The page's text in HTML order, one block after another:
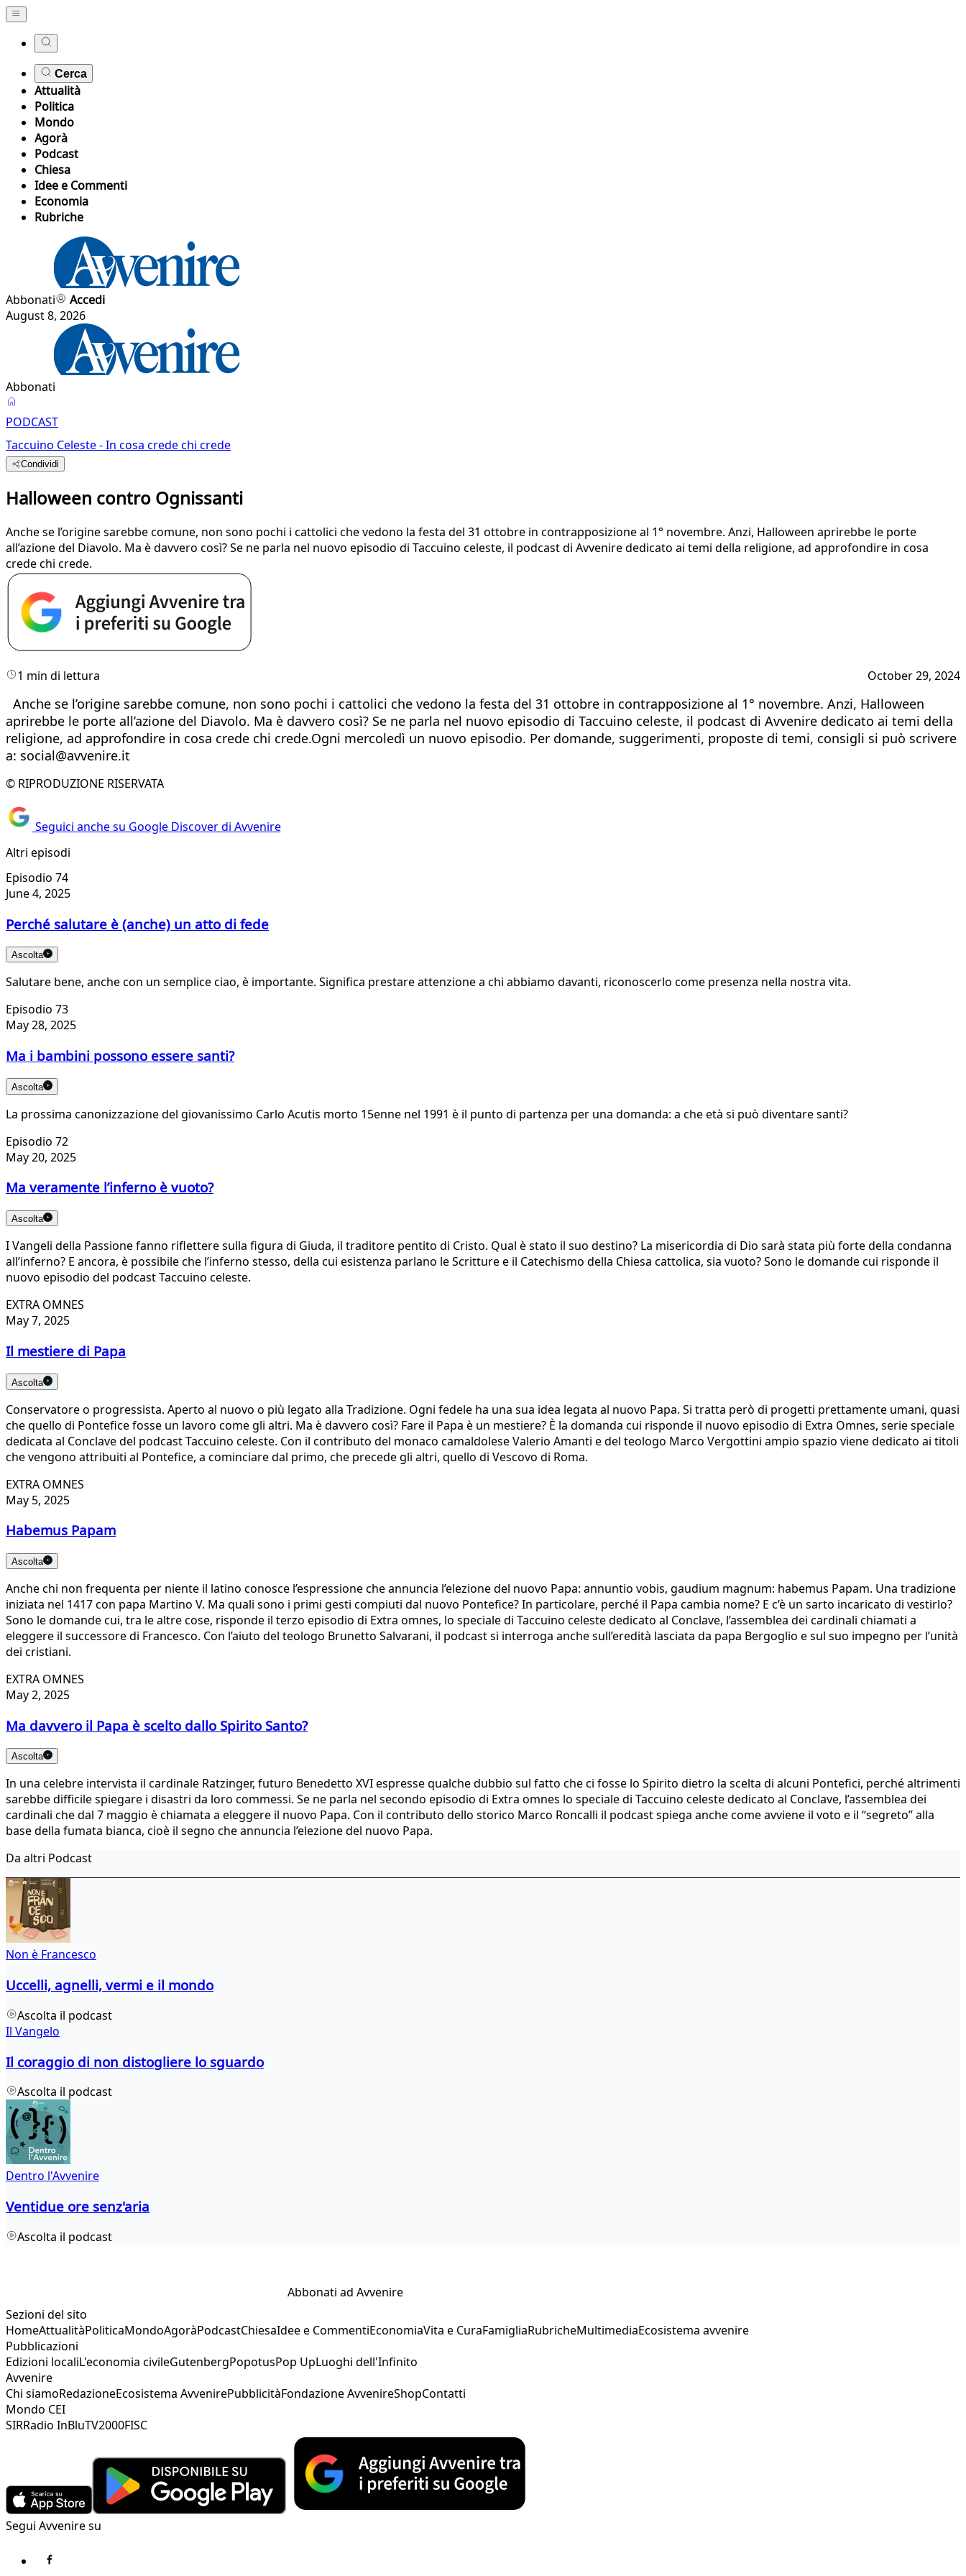
Cerca
Attualità
Politica
Mondo
Agorà
Podcast
Chiesa
Idee e Commenti
Economia
Rubriche
Abbonati
Accedi
August 8, 2026
Abbonati
PODCAST
Taccuino Celeste - In cosa crede chi crede
Condividi
Halloween contro Ognissanti
Anche se l’origine sarebbe comune, non sono pochi i cattolici che vedono la festa del 31 ottobre in contrapposizione al 1° novembre. Anzi, Halloween aprirebbe le porte
all’azione del Diavolo. Ma è davvero così? Se ne parla nel nuovo episodio di Taccuino celeste, il podcast di Avvenire dedicato ai temi della religione, ad approfondire in cosa
crede chi crede.
1 min di lettura October 29, 2024
Anche se l’origine sarebbe comune, non sono pochi i cattolici che vedono la festa del 31 ottobre in contrapposizione al 1° novembre. Anzi, Halloween
aprirebbe le porte all’azione del Diavolo. Ma è davvero così? Se ne parla nel nuovo episodio di Taccuino celeste, il podcast di Avvenire dedicato ai temi della
religione, ad approfondire in cosa crede chi crede.Ogni mercoledì un nuovo episodio. Per domande, suggerimenti, proposte di temi, consigli si può scrivere
a: social@avvenire.it
© RIPRODUZIONE RISERVATA
Seguici anche su Google Discover di Avvenire
Altri episodi
Episodio 74
June 4, 2025
Perché salutare è (anche) un atto di fede
Ascolta
Salutare bene, anche con un semplice ciao, è importante. Significa prestare attenzione a chi abbiamo davanti, riconoscerlo come presenza nella nostra vita.
Episodio 73
May 28, 2025
Ma i bambini possono essere santi?
Ascolta
La prossima canonizzazione del giovanissimo Carlo Acutis morto 15enne nel 1991 è il punto di partenza per una domanda: a che età si può diventare santi?
Episodio 72
May 20, 2025
Ma veramente l’inferno è vuoto?
Ascolta
I Vangeli della Passione fanno riflettere sulla figura di Giuda, il traditore pentito di Cristo. Qual è stato il suo destino? La misericordia di Dio sarà stata più forte della condanna
all’inferno? E ancora, è possibile che l’inferno stesso, della cui esistenza parlano le Scritture e il Catechismo della Chiesa cattolica, sia vuoto? Sono le domande cui risponde il
nuovo episodio del podcast Taccuino celeste.
EXTRA OMNES
May 7, 2025
Il mestiere di Papa
Ascolta
Conservatore o progressista. Aperto al nuovo o più legato alla Tradizione. Ogni fedele ha una sua idea legata al nuovo Papa. Si tratta però di progetti prettamente umani, quasi
che quello di Pontefice fosse un lavoro come gli altri. Ma è davvero così? Fare il Papa è un mestiere? È la domanda cui risponde il nuovo episodio di Extra Omnes, serie speciale
dedicata al Conclave del podcast Taccuino celeste. Con il contributo del monaco camaldolese Valerio Amanti e del teologo Marco Vergottini ampio spazio viene dedicato ai titoli
che vengono attribuiti al Pontefice, a cominciare dal primo, che precede gli altri, quello di Vescovo di Roma.
EXTRA OMNES
May 5, 2025
Habemus Papam
Ascolta
Anche chi non frequenta per niente il latino conosce l’espressione che annuncia l’elezione del nuovo Papa: annuntio vobis, gaudium magnum: habemus Papam. Una tradizione
iniziata nel 1417 con papa Martino V. Ma quali sono i primi gesti compiuti dal nuovo Pontefice? In particolare, perché il Papa cambia nome? E c’è un sarto incaricato di vestirlo?
Sono le domande cui, tra le altre cose, risponde il terzo episodio di Extra omnes, lo speciale di Taccuino celeste dedicato al Conclave, l’assemblea dei cardinali chiamati a
eleggere il successore di Francesco. Con l’aiuto del teologo Brunetto Salvarani, il podcast si interroga anche sull’eredità lasciata da papa Bergoglio e sul suo impegno per l’unità
dei cristiani.
EXTRA OMNES
May 2, 2025
Ma davvero il Papa è scelto dallo Spirito Santo?
Ascolta
In una celebre intervista il cardinale Ratzinger, futuro Benedetto XVI espresse qualche dubbio sul fatto che ci fosse lo Spirito dietro la scelta di alcuni Pontefici, perché altrimenti
sarebbe difficile spiegare i disastri da loro commessi. Se ne parla nel secondo episodio di Extra omnes lo speciale di Taccuino celeste dedicato al Conclave, l’assemblea dei
cardinali che dal 7 maggio è chiamata a eleggere il nuovo Papa. Con il contributo dello storico Marco Roncalli il podcast spiega anche come avviene il voto e il “segreto” alla
base della fumata bianca, cioè il segno che annuncia l’elezione del nuovo Papa.
Da altri Podcast
Non è Francesco
Uccelli, agnelli, vermi e il mondo
Ascolta il podcast
Il Vangelo
Il coraggio di non distogliere lo sguardo
Ascolta il podcast
Dentro l'Avvenire
Ventidue ore senz'aria
Ascolta il podcast
Abbonati ad Avvenire
Sezioni del sito
HomeAttualitàPoliticaMondoAgoràPodcastChiesaIdee e CommentiEconomiaVita e CuraFamigliaRubricheMultimediaEcosistema avvenire
Pubblicazioni
Edizioni localiL'economia civileGutenbergPopotusPop UpLuoghi dell'Infinito
Avvenire
Chi siamoRedazioneEcosistema AvvenirePubblicitàFondazione AvvenireShopContatti
Mondo CEI
SIRRadio InBluTV2000FISC
Segui Avvenire su